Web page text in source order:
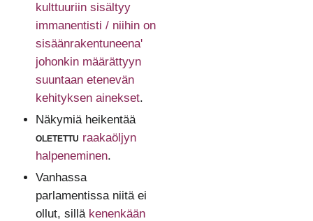
kulttuuriin sisältyy
immanentisti / niihin on
sisäänrakentuneena'
johonkin määrättyyn
suuntaan etenevän
kehityksen ainekset.
Näkymiä heikentää
oletettu raakaöljyn
halpeneminen.
Vanhassa
parlamentissa niitä ei
ollut, sillä kenenkään